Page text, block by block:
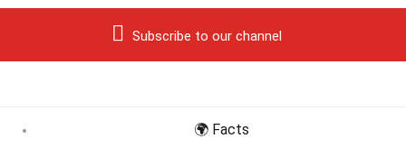
Subscribe to our channel
🌍 Facts